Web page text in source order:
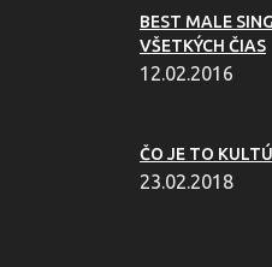
BEST MALE
VŠETKÝCH ČIAS
12.02.2016
ČO JE TO
23.02.2018